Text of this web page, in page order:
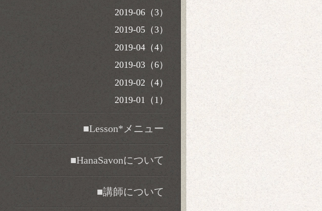
2019-06（3）
2019-05（3）
2019-04（4）
2019-03（6）
2019-02（4）
2019-01（1）
■Lesson*メニュー
■HanaSavonについて
■講師について